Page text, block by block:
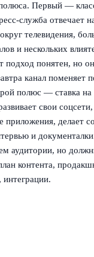
Первый —
служба отвечает
телевидения,
и нескольких
подход понятен, но
канал поменяет
полюс — ставка
свои
приложения, делает
и
аудитории, но
контента,